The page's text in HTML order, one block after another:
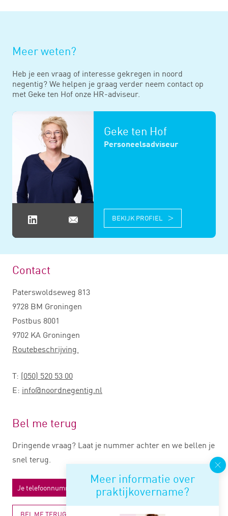
Meer weten?
Heb je een vraag of interesse gekregen in noord
negentig? We helpen je graag verder neem contact op
met Geke ten Hof onze HR-adviseur.
Geke ten Hof
Personeelsadviseur
BEKIJK PROFIEL
Meer informatie over
praktijkovername?
Contact
Paterswoldseweg 813
9728 BM Groningen
Postbus 8001
9702 KA Groningen
Routebeschrijving
T: (050) 520 53 00
E: info@noordnegentig.nl
Bel me terug
Dringende vraag? Laat je nummer achter en we bellen je
snel terug.
BEL ME TERUG